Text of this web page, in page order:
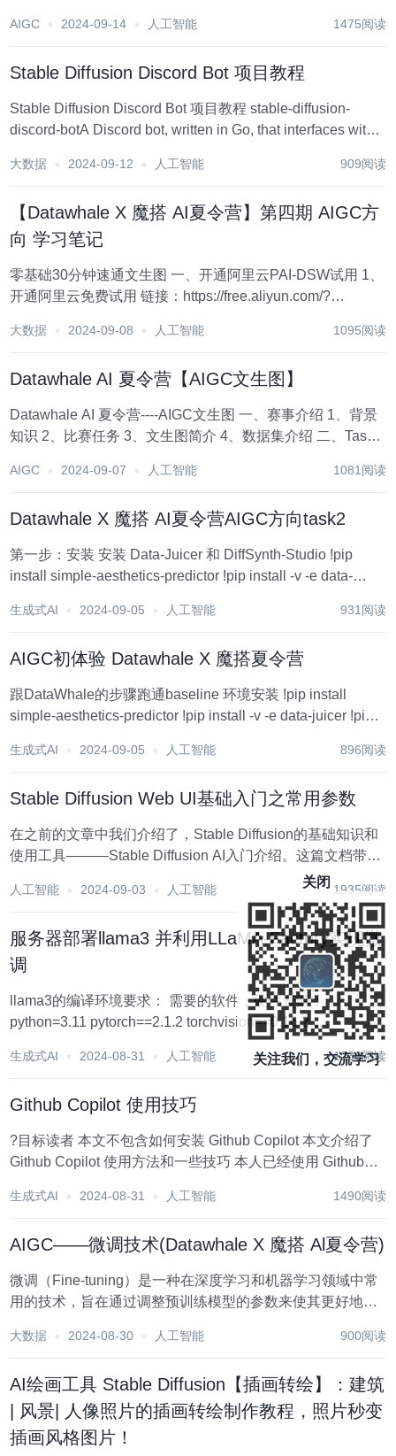
AIGC 2024-09-14 人工智能 1475阅读
Stable Diffusion Discord Bot 项目教程
Stable Diffusion Discord Bot 项目教程 stable-diffusion-
discord-botA Discord bot, written in Go, that interfaces with
大数据 2024-09-12 人工智能 909阅读
【Datawhale X 魔搭 AI夏令营】第四期 AIGC方
向 学习笔记
零基础30分钟速通文生图 一、开通阿里云PAI-DSW试用 1、
开通阿里云免费试用 链接：https://free.aliyun.com/?
https://www.models...
大数据 2024-09-08 人工智能 1095阅读
Datawhale AI 夏令营【AIGC文生图】
Datawhale AI 夏令营----AIGC文生图 一、赛事介绍 1、背景
知识 2、比赛任务 3、文生图简介 4、数据集介绍 二、Task1
4、训练模型，查看训练脚...
AIGC 2024-09-07 人工智能 1081阅读
Datawhale X 魔搭 AI夏令营AIGC方向task2
第一步：安装 安装 Data-Juicer 和 DiffSynth-Studio !pip
install simple-aesthetics-predictor !pip install -v -e data-
生成式AI 2024-09-05 人工智能 931阅读
AIGC初体验 Datawhale X 魔搭夏令营
跟DataWhale的步骤跑通baseline 环境安装 !pip install
simple-aesthetics-predictor !pip install -v -e data-juicer !pip
生成式AI 2024-09-05 人工智能 896阅读
Stable Diffusion Web UI基础入门之常用参数
在之前的文章中我们介绍了，Stable Diffusion的基础知识和
使用工具———Stable Diffusion AI入门介绍。这篇文档带大
家了解一下Stable Diffusion Web UI的常用参数，在日常绘
图中如何使用。 我们知道在St...
人工智能 2024-09-03 人工智能 1935阅读
服务器部署llama3 并利用LLaMA-Factory实现微
调
llama3的编译环境要求： 需要的软件，硬件资源：
python=3.11 pytorch==2.1.2 torchvision==0.16.2
pytho...
生成式AI 2024-08-31 人工智能 1236阅读
Github Copilot 使用技巧
?目标读者 本文不包含如何安装 Github Copilot 本文介绍了
Github Copilot 使用方法和一些技巧 本人已经使用 Github
用着确实爽歪歪 但是...
生成式AI 2024-08-31 人工智能 1490阅读
AIGC——微调技术(Datawhale X 魔搭 Al夏令营)
微调（Fine-tuning）是一种在深度学习和机器学习领域中常
用的技术，旨在通过调整预训练模型的参数来使其更好地适
至关重要。 前言 了解微调的基本原理，对微调的各种参数有
大数据 2024-08-30 人工智能 900阅读
AI绘画工具 Stable Diffusion【插画转绘】：建筑
| 风景| 人像照片的插画转绘制作教程，照片秒变
插画风格图片！
关闭
关注我们，交流学习